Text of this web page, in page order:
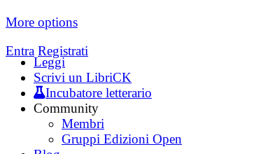
More options
Entra Registrati
Leggi
Scrivi un LibriCK
Incubatore letterario
Community
Membri
Gruppi Edizioni Open